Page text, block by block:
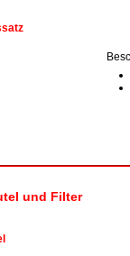
und Filter